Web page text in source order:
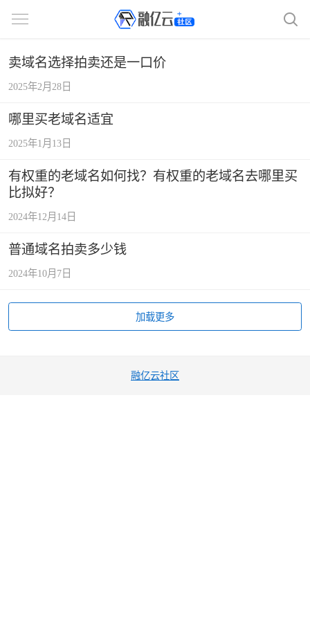
卖域名选择拍卖还是一口价
2025年2月28日
哪里买老域名适宜
2025年1月13日
有权重的老域名如何找？有权重的老域名去哪里买
比拟好？
2024年12月14日
普通域名拍卖多少钱
2024年10月7日
加载更多
融亿云社区